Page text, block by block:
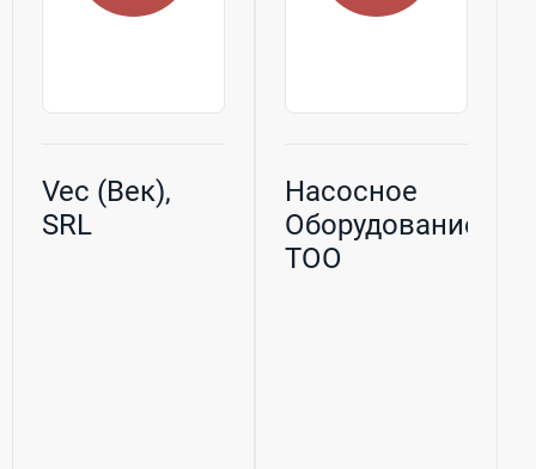
Vec (Век),
SRL
Насосное
Оборудование,
ТОО